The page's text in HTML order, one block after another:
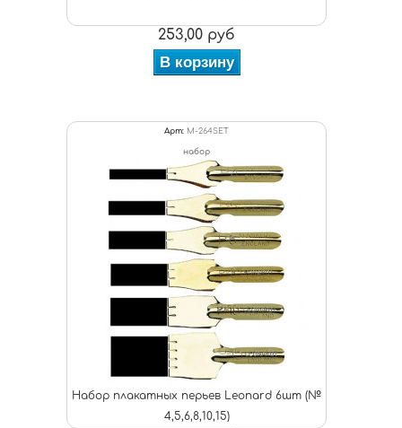
253,00 руб
В корзину
Арт: M-264SET
набор
Набор плакатных перьев Leonard 6шт (№
4,5,6,8,10,15)